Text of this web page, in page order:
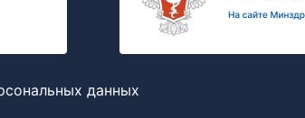
данных